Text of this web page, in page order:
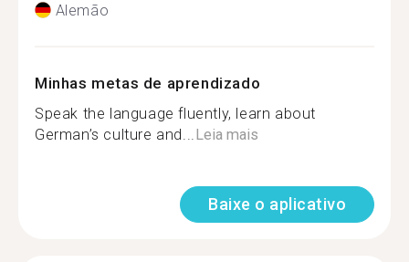
Alemão
Minhas metas de aprendizado
Speak the language fluently, learn about
German’s culture and... Leia mais
Baixe o aplicativo